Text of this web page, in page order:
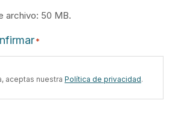
archivo: 50 MB.
*
aceptas nuestra Política de privacidad.